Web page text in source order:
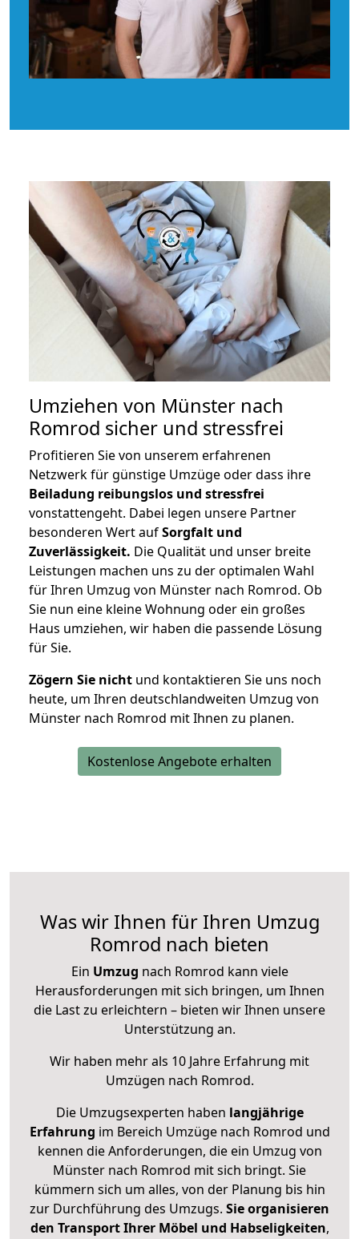
Umziehen von Münster nach
Romrod sicher und stressfrei
Profitieren Sie von unserem erfahrenen
Netzwerk für günstige Umzüge oder dass ihre
Beiladung reibungslos und stressfrei
vonstattengeht. Dabei legen unsere Partner
besonderen Wert aufSorgfalt und
Zuverlässigkeit. Die Qualität und unser breite
Leistungen machen uns zu der optimalen Wahl
für Ihren Umzug von Münster nach Romrod. Ob
Sie nun eine kleine Wohnung oder ein großes
Haus umziehen, wir haben die passende Lösung
für Sie.
Zögern Sie nicht und kontaktieren Sie uns noch
heute, um Ihren deutschlandweiten Umzug von
Münster nach Romrod mit Ihnen zu planen.
Kostenlose Angebote erhalten
Was wir Ihnen für Ihren Umzug
Romrod nach bieten
Ein Umzug nach Romrod kann viele
Herausforderungen mit sich bringen, um Ihnen
die Last zu erleichtern – bieten wir Ihnen unsere
Unterstützung an.
Wir haben mehr als 10 Jahre Erfahrung mit
Umzügen nach Romrod.
Die Umzugsexperten haben langjährige
Erfahrung im Bereich Umzüge nach Romrod und
kennen die Anforderungen, die ein Umzug von
Münster nach Romrod mit sich bringt. Sie
kümmern sich um alles, von der Planung bis hin
zur Durchführung des Umzugs. Sie organisieren
den Transport Ihrer Möbel und Habseligkeiten,